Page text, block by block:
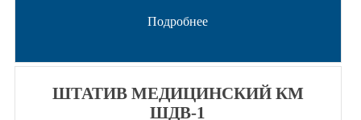
Подробнее
ШТАТИВ МЕДИЦИНСКИЙ КМ
ШДВ-1